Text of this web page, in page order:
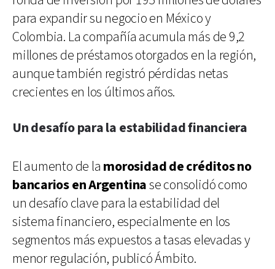
para expandir su negocio en México y
Colombia. La compañía acumula más de 9,2
millones de préstamos otorgados en la región,
aunque también registró pérdidas netas
crecientes en los últimos años.
Un desafío para la estabilidad financiera
El aumento de la morosidad de créditos no
bancarios en Argentinase consolidó como
un desafío clave para la estabilidad del
sistema financiero, especialmente en los
segmentos más expuestos a tasas elevadas y
menor regulación, publicó Ámbito.